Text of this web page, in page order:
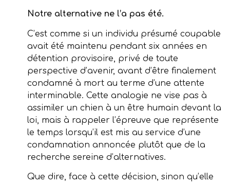
Notre alternative ne l’a pas été.
C’est comme si un individu présumé coupable
avait été maintenu pendant six années en
détention provisoire, privé de toute
perspective d’avenir, avant d’être finalement
condamné à mort au terme d’une attente
interminable. Cette analogie ne vise pas à
assimiler un chien à un être humain devant la
loi, mais à rappeler l’épreuve que représente
le temps lorsqu’il est mis au service d’une
condamnation annoncée plutôt que de la
recherche sereine d’alternatives.
Que dire, face à cette décision, sinon qu’elle